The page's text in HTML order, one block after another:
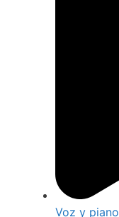
Voz y piano